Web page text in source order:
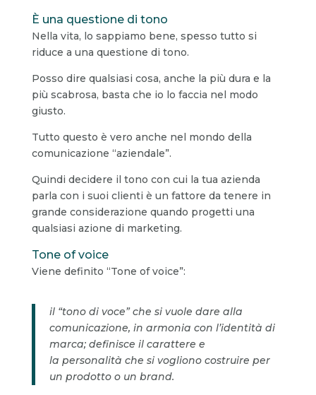
È una questione di tono
Nella vita, lo sappiamo bene, spesso tutto si
riduce a una questione di tono.
Posso dire qualsiasi cosa, anche la più dura e la
più scabrosa, basta che io lo faccia nel modo
giusto.
Tutto questo è vero anche nel mondo della
comunicazione “aziendale”.
Quindi decidere il tono con cui la tua azienda
parla con i suoi clienti è un fattore da tenere in
grande considerazione quando progetti una
qualsiasi azione di marketing.
Tone of voice
Viene definito “Tone of voice”:
il “tono di voce” che si vuole dare alla
comunicazione, in armonia con l’identità di
marca; definisce il carattere e
la personalità che si vogliono costruire per
un prodotto o un brand.